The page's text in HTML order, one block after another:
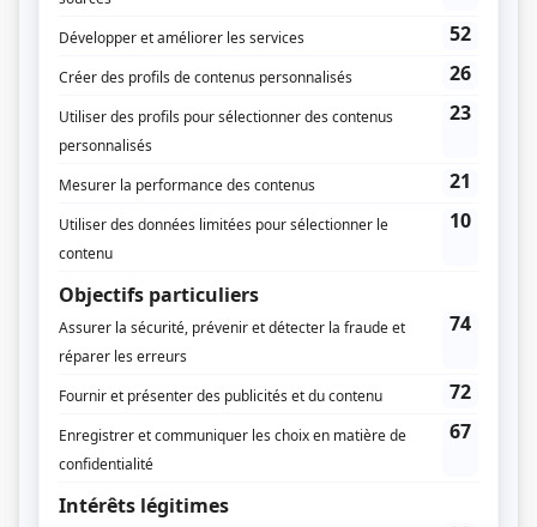
Textes
Joanne Arseneau
Compagnie de production
Productions Casablanca
Avenue Productions
Productions Phare-Est
Diffuseur(s)
ICI ARTV
Dates de diffusion